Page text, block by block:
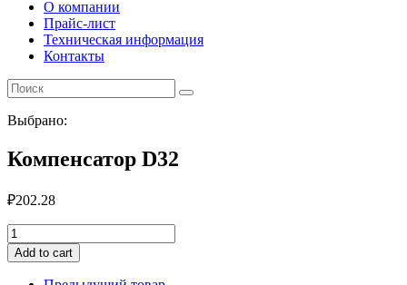
О компании
Прайс-лист
Техническая информация
Контакты
Выбрано:
Компенсатор D32
₽202.28
Компенсатор
D32
quantity
Add to cart